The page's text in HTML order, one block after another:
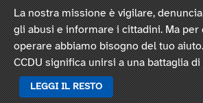
La nostra missione è vigilare,
gli abusi e informare i cittadini. Ma per
operare abbiamo bisogno del tuo
CCDU significa unirsi a una battaglia di
LEGGI IL RESTO